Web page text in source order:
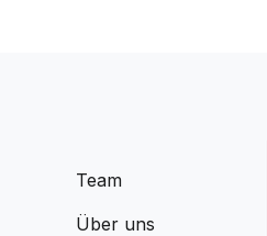
Team
Über uns